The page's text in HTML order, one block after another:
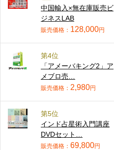
中国輸入×無在庫販売ビ
ジネスLAB
販売価格： 128,000円
第4位
「アメーバキング2」ア
メブロ売…
販売価格： 2,980円
第5位
インド占星術入門講座
DVDセット…
販売価格： 69,800円